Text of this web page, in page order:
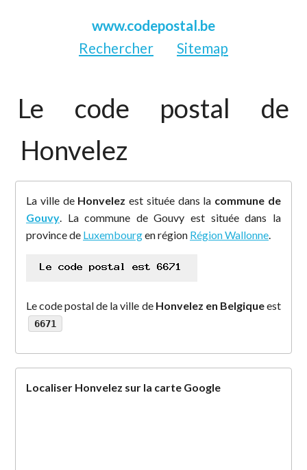
www.codepostal.be
Rechercher
Sitemap
Le code postal de
Honvelez
La ville de Honvelez est située dans la commune de
Gouvy . La commune de Gouvy est située dans la
province de Luxembourgen région Région Wallonne
Le code postal de la ville de Honvelez en Belgiqueest
6671
Localiser Honvelez sur la carte Google